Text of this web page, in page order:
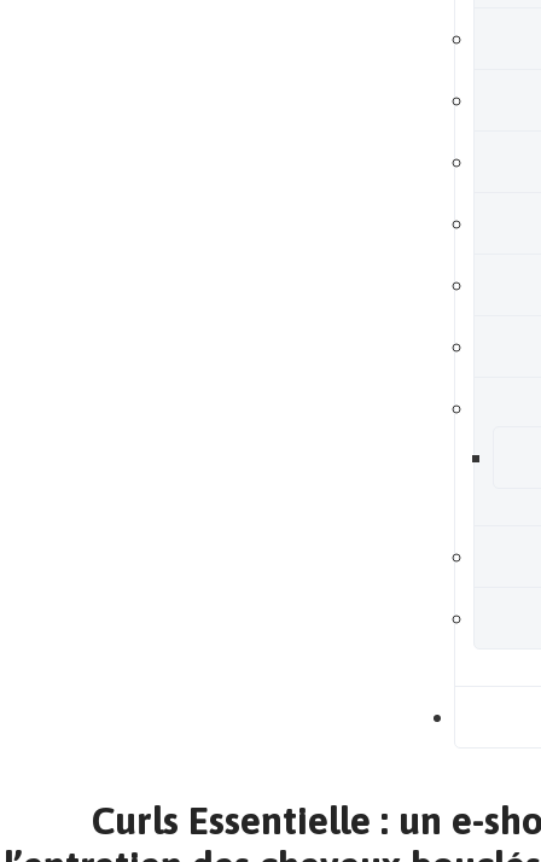
Curls Essentielle : un e-